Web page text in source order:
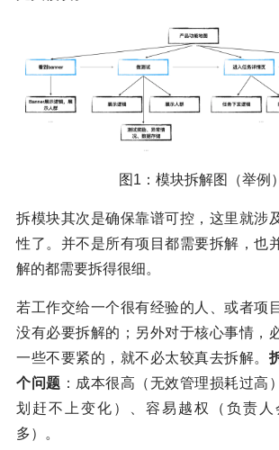
图1：模块拆解图（举例）
拆模块其次是确保靠谱可控，这里就涉
性了。并不是所有项目都需要拆解，也
解的都需要拆得很细。
若工作交给一个很有经验的人、或者项
没有必要拆解的；另外对于核心事情，
一些不要紧的，就不必太较真去拆解。
个问题 ：成本很高（无效管理损耗过高
划赶不上变化）、容易越权（负责人
多）。